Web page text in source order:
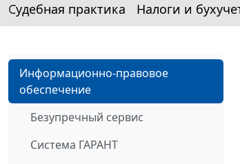
Судебная практика Налоги и
Информационно-правовое
обеспечение
Безупречный сервис
Система ГАРАНТ